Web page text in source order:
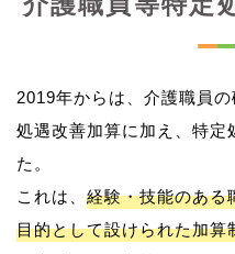
2019年からは、介護職員
処遇改善加算に加え、特定
た。
これは、 経験・技能のある
目的として設けられた加